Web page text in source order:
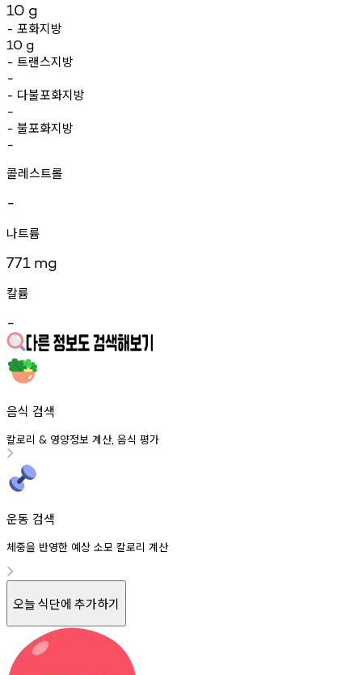
10 g
- 포화지방
10 g
- 트랜스지방
-
- 다불포화지방
-
- 불포화지방
-
콜레스트롤
-
나트륨
771 mg
칼륨
-
음식 검색
칼로리 & 영양정보 계산, 음식 평가
운동 검색
체중을 반영한 예상 소모 칼로리 계산
오늘 식단에 추가하기